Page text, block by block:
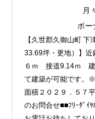
月
ボー
【久世郡久御山町
33.69坪・更地）】
６ｍ 接道9.14ｍ 建
て建築が可能です。
面積２０２９．５
のお問合せ■■ﾌﾘｰﾀﾞｲ